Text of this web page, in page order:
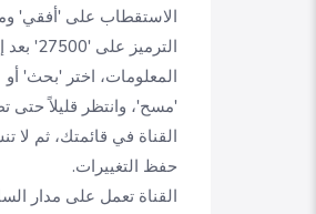
الاستقطاب على 'أفقي'
الترميز على
المعلومات، اختر 'بحث' أو
'مسح'، وانتظر قليلاً حتى
القناة في قائمتك، ثم لا
حفظ التغييرات.
القناة تعمل على مدار